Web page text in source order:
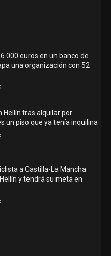
euros en un banco de
una organización con 52
Hellín tras alquilar por
un piso que ya tenía inquilina
a Castilla-La Mancha
y tendrá su meta en